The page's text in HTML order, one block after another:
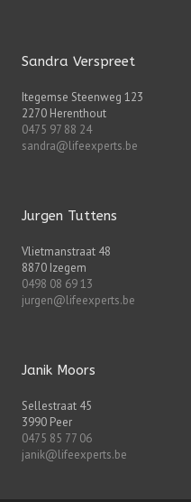
Sandra Verspreet
Itegemse Steenweg 123
2270 Herenthout
0475 97 88 24
sandra@lifeexperts.be
Jurgen Tuttens
Vlietmanstraat 48
8870 Izegem
0498 08 69 13
jurgen@lifeexperts.be
Janik Moors
Sellestraat 45
3990 Peer
0475 85 77 06
janik@lifeexperts.be